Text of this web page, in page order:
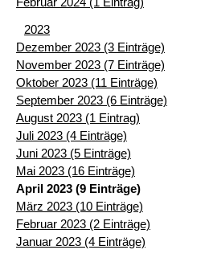
2023
Dezember 2023 (3 Einträge)
November 2023 (7 Einträge)
Oktober 2023 (11 Einträge)
September 2023 (6 Einträge)
August 2023 (1 Eintrag)
Juli 2023 (4 Einträge)
Juni 2023 (5 Einträge)
Mai 2023 (16 Einträge)
April 2023 (9 Einträge)
März 2023 (10 Einträge)
Februar 2023 (2 Einträge)
Januar 2023 (4 Einträge)